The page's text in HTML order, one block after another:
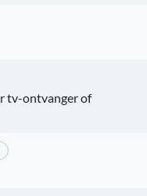
tv-ontvanger of